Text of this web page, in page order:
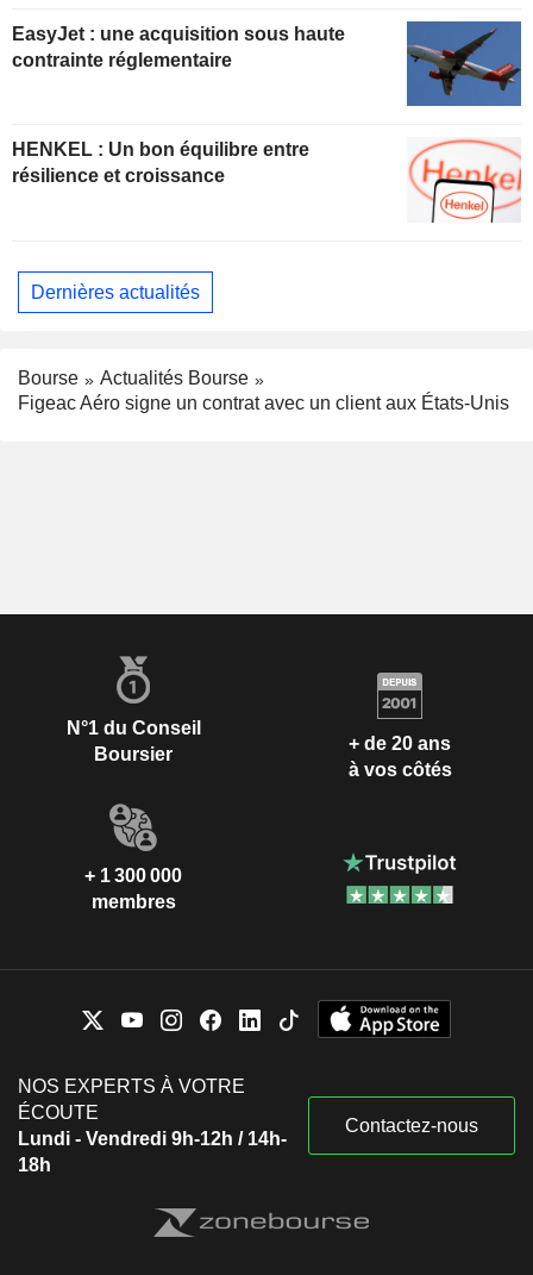
EasyJet : une acquisition sous haute
contrainte réglementaire
HENKEL : Un bon équilibre entre
résilience et croissance
Dernières actualités
Bourse
Actualités Bourse
Figeac Aéro signe un contrat avec un client aux États-Unis
N°1 du Conseil
Boursier
+ de 20 ans
à vos côtés
+ 1 300 000
membres
NOS EXPERTS À VOTRE
ÉCOUTE
Lundi - Vendredi 9h-12h / 14h-
18h
Contactez-nous